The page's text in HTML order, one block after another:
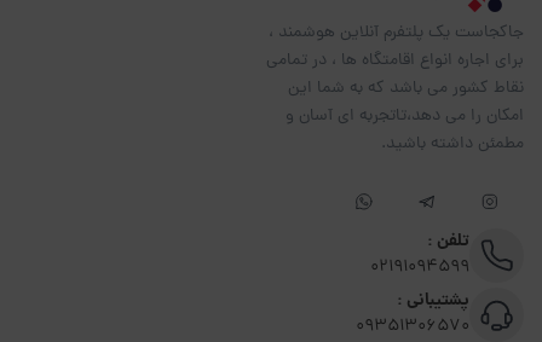
جاکجاست یک پلتفرم آنلاین هوشمند ،
برای اجاره انواع اقامتگاه ها ، در تمامی
نقاط کشور می باشد که به شما این
امکان را می دهد،تاتجربه ای آسان و
مطمئن داشته باشید.
تلفن :
02191094599
پشتیبانی :
09351306570